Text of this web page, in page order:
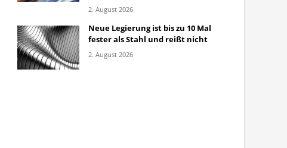
2. August 2026
Neue Legierung ist bis zu 10 Mal
fester als Stahl und reißt nicht
2. August 2026